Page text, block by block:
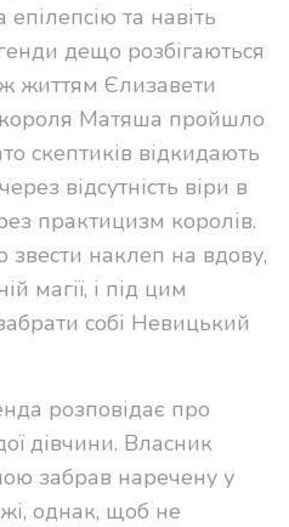
та навіть
дещо розбігаються
життям Єлизавети
короля Матяша пройшло
скептиків відкидають
відсутність віри в
практицизм королів.
звести наклеп на вдову,
магії, і під цим
собі Невицький
розповідає про
дівчини. Власник
забрав наречену у
однак, щоб не